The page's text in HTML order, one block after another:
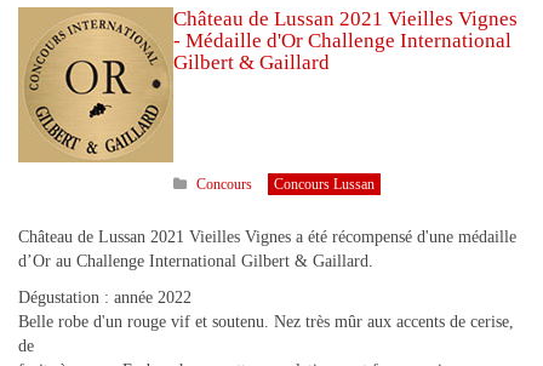
Château de Lussan 2021 Vieilles Vignes
- Médaille d'Or Challenge International
Gilbert & Gaillard
Concours Concours Lussan
Château de Lussan 2021 Vieilles Vignes a été récompensé d'une médaille
d’Or au Challenge International Gilbert & Gaillard.
Dégustation : année 2022
Belle robe d'un rouge vif et soutenu. Nez très mûr aux accents de cerise,
de